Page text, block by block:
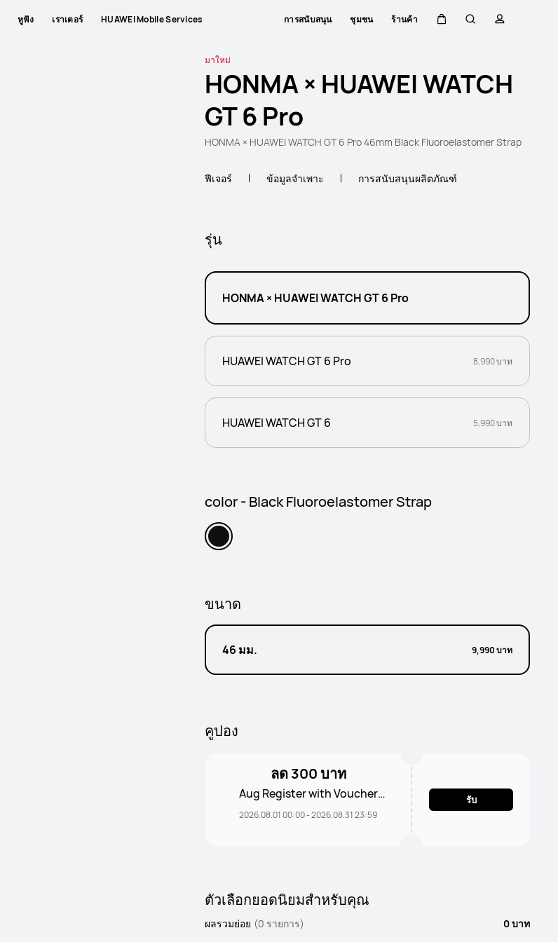
หูฟัง เราเตอร์ HUAWEI Mobile Services การสนับสนุน ชุมชน ร้านค้า
มาใหม่
HONMA × HUAWEI WATCH
GT 6 Pro
HONMA × HUAWEI WATCH GT 6 Pro 46mm Black Fluoroelastomer Strap
ฟีเจอร์ ข้อมูลจำเพาะ การสนับสนุนผลิตภัณฑ์
รุ่น
HONMA × HUAWEI WATCH GT 6 Pro
HUAWEI WATCH GT 6 Pro 8,990 บาท
HUAWEI WATCH GT 6 5,990 บาท
color - Black Fluoroelastomer Strap
ขนาด
46 มม. 9,990 บาท
คูปอง
ลด 300 บาท
Aug Register with Voucher
300THB
2026.08.01 00:00 - 2026.08.31 23:59
รับ
ตัวเลือกยอดนิยมสำหรับคุณ
ผลรวมย่อย (0 รายการ) 0 บาท